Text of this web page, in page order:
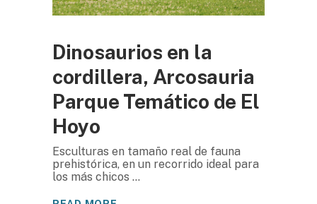
Dinosaurios en la
cordillera, Arcosauria
Parque Temático de El
Hoyo
Esculturas en tamaño real de fauna
prehistórica, en un recorrido ideal para
los más chicos